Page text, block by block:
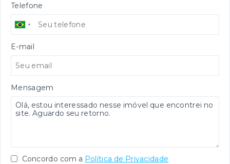
Telefone
E-mail
Mensagem
Concordo com a Política de Privacidade